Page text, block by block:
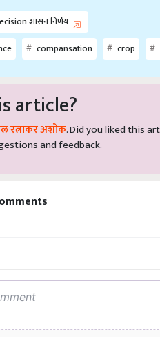
शासन निर्णय
compansation crop
article?
रत्नाकर अशोक . Did you liked this
and feedback.